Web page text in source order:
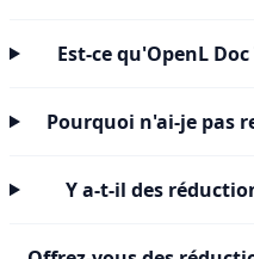
Est-ce qu'OpenL
Pourquoi n'ai-je pas
Y a-t-il des